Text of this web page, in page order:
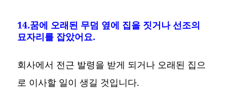
14.꿈에 오래된 무덤 옆에 집을 짓거나 선조의
묘자리를 잡았어요.
회사에서 전근 발령을 받게 되거나 오래된 집으
로 이사할 일이 생길 것입니다.